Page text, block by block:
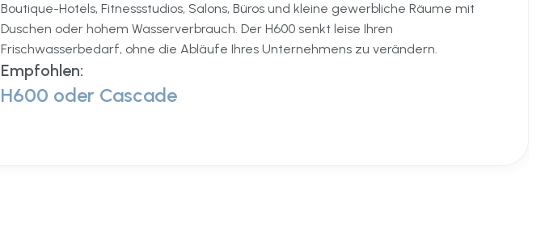
Boutique-Hotels, Fitnessstudios, Salons, Büros und kleine gewerbliche Räume mit
Duschen oder hohem Wasserverbrauch. Der H600 senkt leise Ihren
Frischwasserbedarf, ohne die Abläufe Ihres Unternehmens zu verändern.
Empfohlen:
H600 oder Cascade